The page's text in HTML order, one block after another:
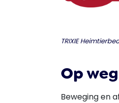
TRIXIE
Op
Beweging en